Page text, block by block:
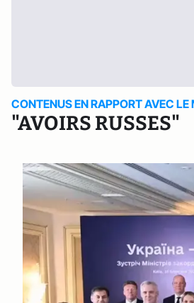
CONTENUS EN RAPPORT AVEC
"AVOIRS RUSSES"